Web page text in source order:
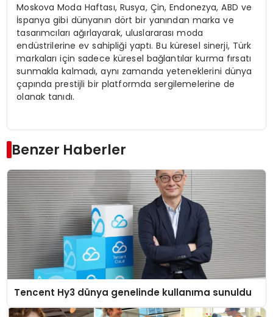
Moskova Moda Haftası, Rusya, Çin, Endonezya, ABD ve
İspanya gibi dünyanın dört bir yanından marka ve
tasarımcıları ağırlayarak, uluslararası moda
endüstrilerine ev sahipliği yaptı. Bu küresel sinerji, Türk
markaları için sadece küresel bağlantılar kurma fırsatı
sunmakla kalmadı, aynı zamanda yeteneklerini dünya
çapında prestijli bir platformda sergilemelerine de
olanak tanıdı.
Benzer Haberler
Tencent Hy3 dünya genelinde kullanıma sunuldu